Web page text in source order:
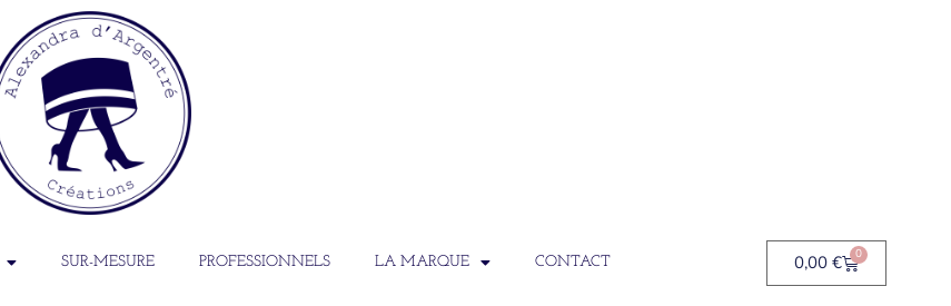
SUR-MESURE PROFESSIONNELS LA MARQUE CONTACT 0,00 € 0